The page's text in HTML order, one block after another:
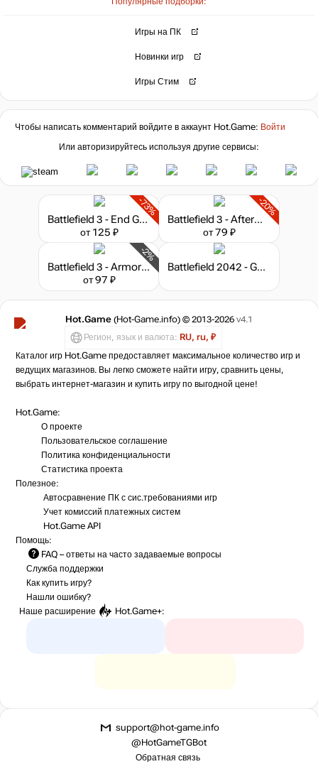
Игры на ПК
Новинки игр
Игры Стим
Чтобы написать комментарий войдите в аккаунт Hot.Game: Войти
Или авторизируйтесь используя другие сервисы:
-73%
Battlefield 3 - End Game
от 125 ₽
-20%
Battlefield 3 - Aftermath
от 79 ₽
-2%
Battlefield 3 - Armored Kill
от 97 ₽
Battlefield 2042 - Gold Edition
Hot.Game (Hot-Game.info) © 2013-2026 v4.1
Регион, язык и валюта: RU, ru, ₽
Каталог игр Hot.Game предоставляет максимальное количество игр и
ведущих магазинов. Вы легко сможете найти игру, сравнить цены,
выбрать интернет-магазин и купить игру по выгодной цене!
Hot.Game:
О проекте
Пользовательское соглашение
Политика конфиденциальности
Статистика проекта
Полезное:
Автосравнение ПК с сис.требованиями игр
Учет комиссий платежных систем
Hot.Game API
Помощь:
FAQ – ответы на часто задаваемые вопросы
Служба поддержки
Как купить игру?
Нашли ошибку?
Наше расширение
Hot.Game+:
support@hot-game.info
@HotGameTGBot
Обратная связь